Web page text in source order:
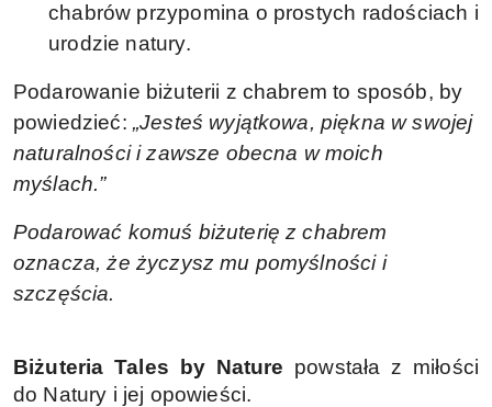
chabrów przypomina o prostych radościach i
urodzie natury.
Podarowanie biżuterii z chabrem to sposób, by
powiedzieć: „Jesteś wyjątkowa, piękna w swojej
naturalności i zawsze obecna w moich
myślach.”
Podarować komuś biżuterię z chabrem
oznacza, że życzysz mu pomyślności i
szczęścia.
Biżuteria Tales by Nature powstała z miłości
do Natury i jej opowieści.